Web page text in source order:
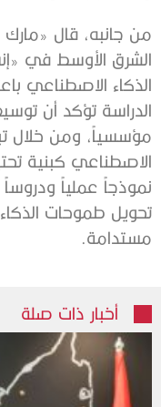
من جانبه، قال
الشرق الأوسط في
الذكاء الاصطناعي
الدراسة تؤكد أن
مؤسسياً، ومن خلال
الاصطناعي كبنية
نموذجاً عملياً
تحويل طموحات
مستدامة.
أخبار ذات صلة